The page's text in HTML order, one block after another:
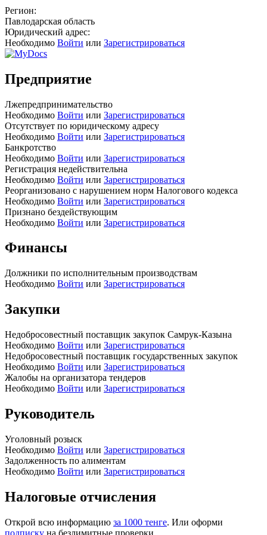
Регион:
Павлодарская область
Юридический адрес:
Необходимо Войти или Зарегистрироваться
Предприятие
Лжепредпринимательство
Необходимо Войти или Зарегистрироваться
Отсутствует по юридическому адресу
Необходимо Войти или Зарегистрироваться
Банкротство
Необходимо Войти или Зарегистрироваться
Регистрация недействительна
Необходимо Войти или Зарегистрироваться
Реорганизовано с нарушением норм Налогового кодекса
Необходимо Войти или Зарегистрироваться
Признано бездействующим
Необходимо Войти или Зарегистрироваться
Финансы
Должники по исполнительным производствам
Необходимо Войти или Зарегистрироваться
Закупки
Недобросовестный поставщик закупок Самрук-Казына
Необходимо Войти или Зарегистрироваться
Недобросовестный поставщик государственных закупок
Необходимо Войти или Зарегистрироваться
Жалобы на организатора тендеров
Необходимо Войти или Зарегистрироваться
Руководитель
Уголовный розыск
Необходимо Войти или Зарегистрироваться
Задолженность по алиментам
Необходимо Войти или Зарегистрироваться
Налоговые отчисления
Открой всю информацию за 1000 тенге. Или оформи
подписку на безлимитные проверки